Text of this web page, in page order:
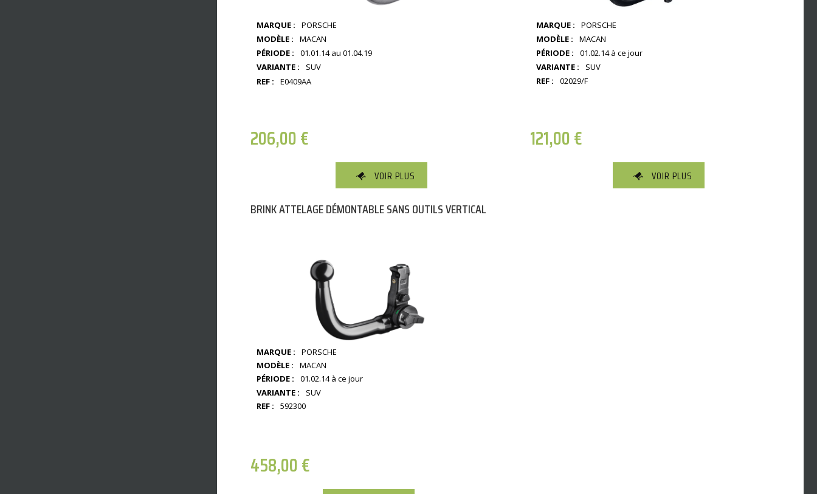
MARQUE :
PORSCHE
MODÈLE :
MACAN
PÉRIODE :
01.01.14 au 01.04.19
VARIANTE :
SUV
REF :
E0409AA
206,00€
VOIR PLUS
MARQUE :
PORSCHE
MODÈLE :
MACAN
PÉRIODE :
01.02.14 à ce jour
VARIANTE :
SUV
REF :
02029/F
121,00€
VOIR PLUS
BRINK ATTELAGE DÉMONTABLE SANS OUTILS VERTICAL
MARQUE :
PORSCHE
MODÈLE :
MACAN
PÉRIODE :
01.02.14 à ce jour
VARIANTE :
SUV
REF :
592300
458,00€